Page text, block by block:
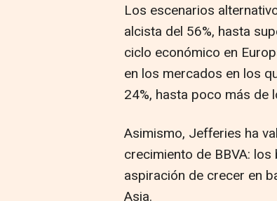
Los escenarios
alcista del 56%, hasta
ciclo económico en
en los mercados en los
24%, hasta poco más de
Asimismo, Jefferies ha
crecimiento de BBVA:
aspiración de crecer en
Asia.